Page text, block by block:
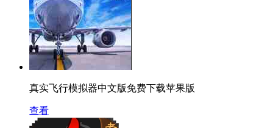
真实飞行模拟器中文版免费下载苹果版
查看